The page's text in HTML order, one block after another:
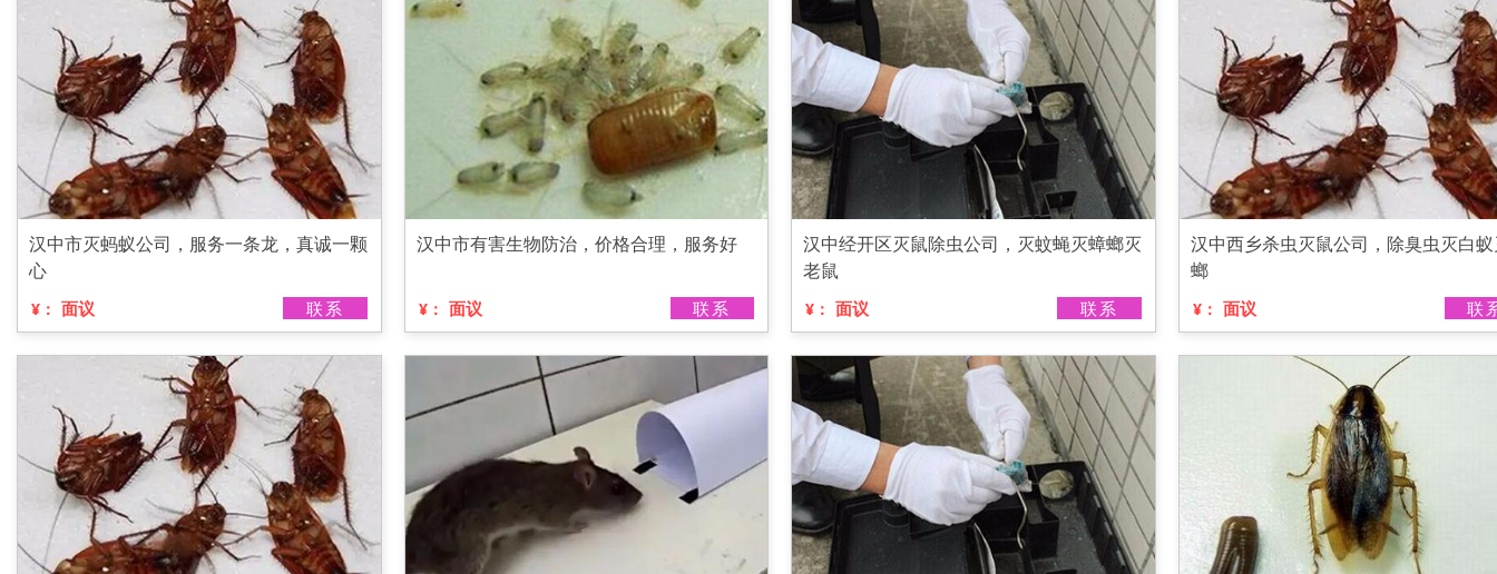
汉中市灭蚂蚁公司，服务一条龙，真诚一颗
心
¥： 面议 联系
汉中市有害生物防治，价格合理，服务好
¥： 面议 联系
汉中经开区灭鼠除虫公司，灭蚊蝇灭蟑螂灭
老鼠
¥： 面议 联系
汉中西乡杀虫灭鼠公司，除臭虫灭白
螂
¥： 面议 联